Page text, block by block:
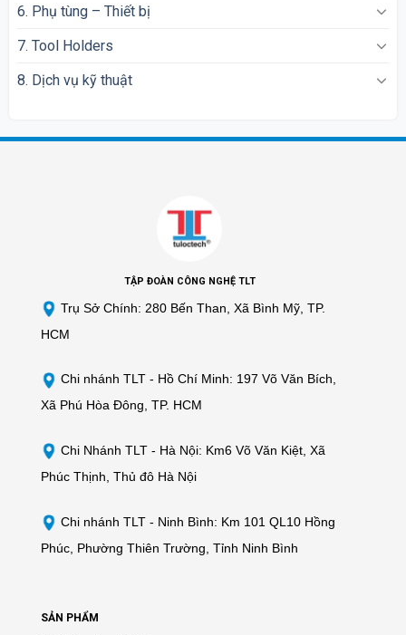
6. Phụ tùng – Thiết bị
7. Tool Holders
8. Dịch vụ kỹ thuật
TẬP ĐOÀN CÔNG NGHỆ TLT
Trụ Sở Chính: 280 Bến Than, Xã Bình Mỹ, TP.
HCM
Chi nhánh TLT - Hồ Chí Minh: 197 Võ Văn Bích,
Xã Phú Hòa Đông, TP. HCM
Chi Nhánh TLT - Hà Nội: Km6 Võ Văn Kiệt, Xã
Phúc Thịnh, Thủ đô Hà Nội
Chi nhánh TLT - Ninh Bình: Km 101 QL10 Hồng
Phúc, Phường Thiên Trường, Tỉnh Ninh Bình
SẢN PHẨM